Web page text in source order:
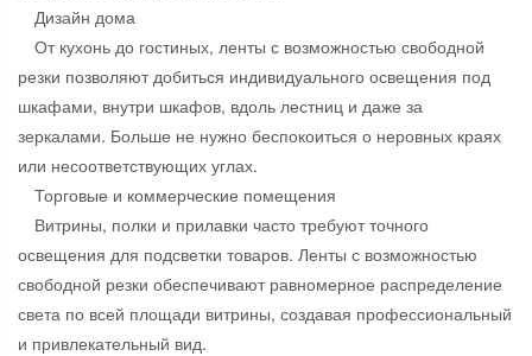
Дизайн дома
От кухонь до гостиных, ленты с возможностью свободной
резки позволяют добиться индивидуального освещения под
шкафами, внутри шкафов, вдоль лестниц и даже за
зеркалами. Больше не нужно беспокоиться о неровных краях
или несоответствующих углах.
Торговые и коммерческие помещения
Витрины, полки и прилавки часто требуют точного
освещения для подсветки товаров. Ленты с возможностью
свободной резки обеспечивают равномерное распределение
света по всей площади витрины, создавая профессиональный
и привлекательный вид.